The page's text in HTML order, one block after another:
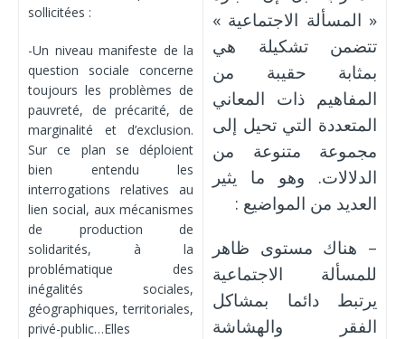
sollicitées :
-Un niveau manifeste de la
question sociale concerne
toujours les problèmes de
pauvreté, de précarité, de
marginalité et d’exclusion.
Sur ce plan se déploient
bien entendu les
interrogations relatives au
lien social, aux mécanismes
de production de
solidarités, à la
problématique des
inégalités sociales,
géographiques, territoriales,
privé-public…Elles
« المسألة الاجتماعية »
تتضمن تشكيلة هي
بمثابة حقيبة من
المفاهيم ذات المعاني
المتعددة التي تحيل إلى
مجموعة متنوعة من
الدلالات. وهو ما يثير
العديد من المواضيع :
– هناك مستوى ظاهر
للمسألة الاجتماعية
يرتبط دائما بمشاكل
الفقر والهشاشة